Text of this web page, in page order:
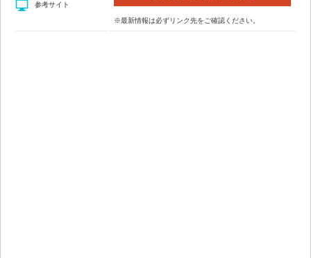
参考サイト
※最新情報は必ずリンク先をご確認ください。